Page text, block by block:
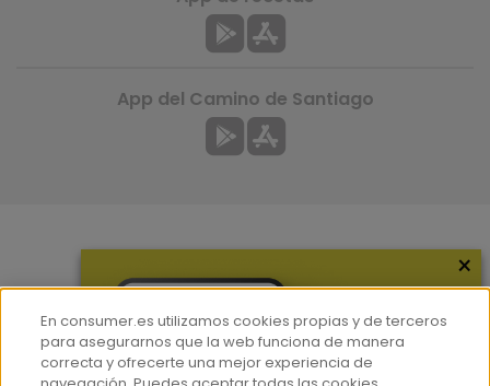
Hemeroteca
Contacto
App del Camino de Santiago
×
En consumer.es utilizamos cookies propias y de terceros
para asegurarnos que la web funciona de manera
correcta y ofrecerte una mejor experiencia de